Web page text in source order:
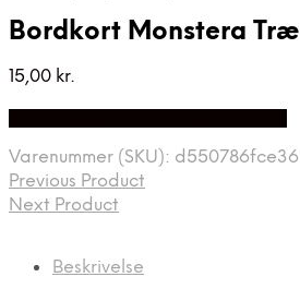
Bordkort Monstera Træ
15,00 kr.
Varenummer (SKU): d550786fce36
Previous Product
Next Product
Beskrivelse